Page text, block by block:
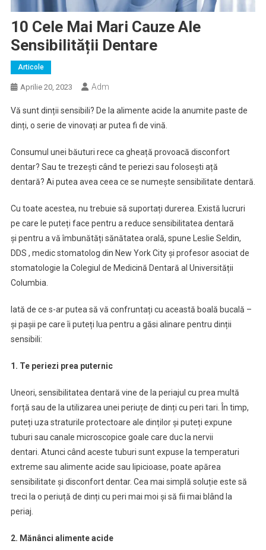
10 Cele Mai Mari Cauze Ale
Sensibilității Dentare
Articole
Aprilie 20, 2023 Adm
Vă sunt dinții sensibili? De la alimente acide la anumite paste de
dinți, o serie de vinovați ar putea fi de vină.
Consumul unei băuturi rece ca gheață provoacă disconfort
dentar? Sau te trezești când te periezi sau folosești ață
dentară? Ai putea avea ceea ce se numește sensibilitate dentară.
Cu toate acestea, nu trebuie să suportați durerea. Există lucruri
pe care le puteți face pentru a reduce sensibilitatea dentară
și pentru a vă îmbunătăți sănătatea orală, spune Leslie Seldin,
DDS , medic stomatolog din New York City și profesor asociat de
stomatologie la Colegiul de Medicină Dentară al Universității
Columbia.
Iată de ce s-ar putea să vă confruntați cu această boală bucală –
și pașii pe care îi puteți lua pentru a găsi alinare pentru dinții
sensibili:
1. Te periezi prea puternic
Uneori, sensibilitatea dentară vine de la periajul cu prea multă
forță sau de la utilizarea unei periuțe de dinți cu peri tari. În timp,
puteți uza straturile protectoare ale dinților și puteți expune
tuburi sau canale microscopice goale care duc la nervii
dentari. Atunci când aceste tuburi sunt expuse la temperaturi
extreme sau alimente acide sau lipicioase, poate apărea
sensibilitate și disconfort dentar. Cea mai simplă soluție este să
treci la o periuță de dinți cu peri mai moi și să fii mai blând la
periaj.
2. Mănânci alimente acide